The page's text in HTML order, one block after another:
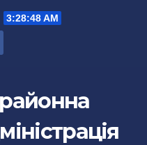
3:28:49 AM